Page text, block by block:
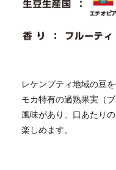
レケンプティ地域の豆を
モカ特有の過熟果実（
風味があり、口あたり
楽しめます。